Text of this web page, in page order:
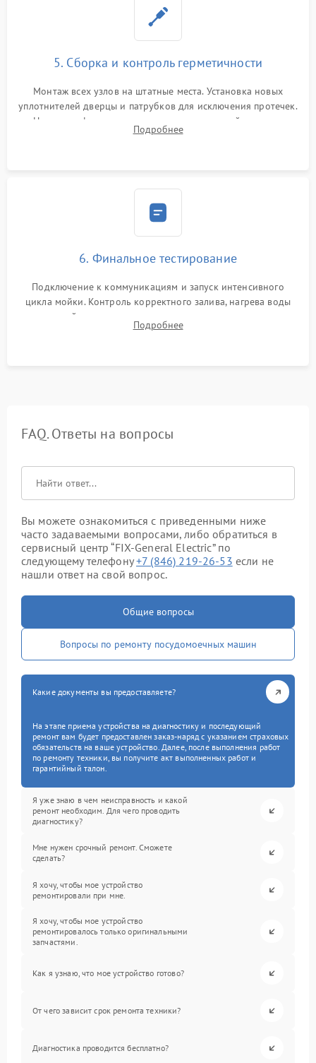
5. Сборка и контроль герметичности
Монтаж всех узлов на штатные места. Установка новых
уплотнителей дверцы и патрубков для исключения протечек.
Надежная фиксация хомутов гидравлической системы,
сборка корпуса и установка датчика поплавка.
Подробнее
6. Финальное тестирование
Подключение к коммуникациям и запуск интенсивного
цикла мойки. Контроль корректного залива, нагрева воды
до нужной температуры, отсутствия посторонних шумов,
штатного слива и абсолютной сухости в поддоне.
Подробнее
FAQ. Ответы на вопросы
Вы можете ознакомиться с приведенными ниже
часто задаваемыми вопросами, либо обратиться в
сервисный центр “FIX-General Electric” по
следующему телефону+7 (846) 219-26-53 если не
нашли ответ на свой вопрос.
Общие вопросы
Вопросы по ремонту посудомоечных машин
Какие документы вы предоставляете?
На этапе приема устройства на диагностику и последующий
ремонт вам будет предоставлен заказ-наряд с указанием страховых
обязательств на ваше устройство. Далее, после выполнения работ
по ремонту техники, вы получите акт выполненных работ и
гарантийный талон.
Я уже знаю в чем неисправность и какой
ремонт необходим. Для чего проводить
диагностику?
Мне нужен срочный ремонт. Сможете
сделать?
Я хочу, чтобы мое устройство
ремонтировали при мне.
Я хочу, чтобы мое устройство
ремонтировалось только оригинальными
запчастями.
Как я узнаю, что мое устройство готово?
От чего зависит срок ремонта техники?
Диагностика проводится бесплатно?